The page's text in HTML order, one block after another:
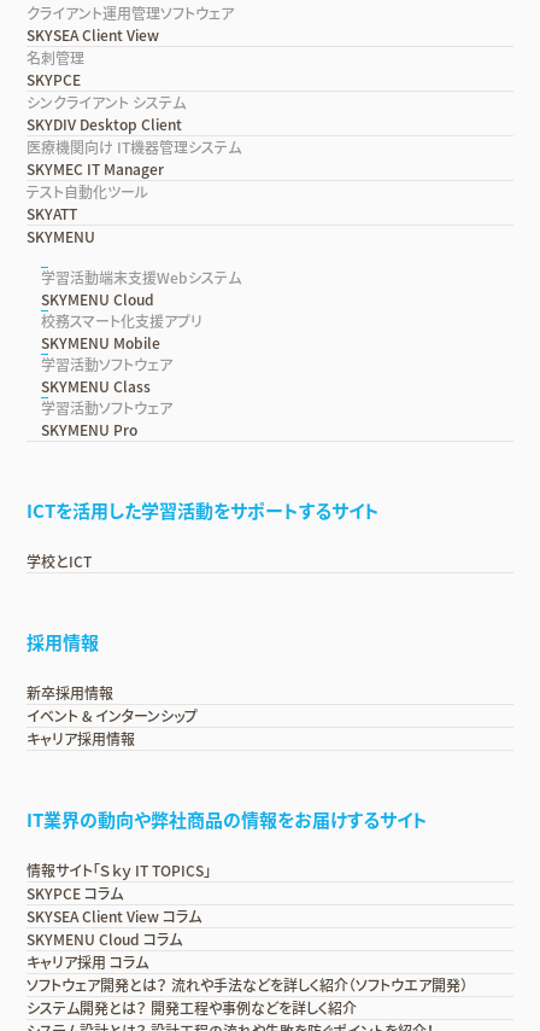
クライアント運用管理ソフトウェア
SKYSEA Client View
名刺管理
SKYPCE
シンクライアント システム
SKYDIV Desktop Client
医療機関向け IT機器管理システム
SKYMEC IT Manager
テスト自動化ツール
SKYATT
SKYMENU
学習活動端末支援Webシステム
SKYMENU Cloud
校務スマート化支援アプリ
SKYMENU Mobile
学習活動ソフトウェア
SKYMENU Class
学習活動ソフトウェア
SKYMENU Pro
ICTを活用した学習活動をサポートするサイト
学校とICT
採用情報
新卒採用情報
イベント & インターンシップ
キャリア採用情報
IT業界の動向や弊社商品の情報をお届けするサイト
情報サイト「Ｓｋｙ IT TOPICS」
SKYPCE コラム
SKYSEA Client View コラム
SKYMENU Cloud コラム
キャリア採用 コラム
ソフトウェア開発とは？ 流れや手法などを詳しく紹介（ソフトウエア開発）
システム開発とは？ 開発工程や事例などを詳しく紹介